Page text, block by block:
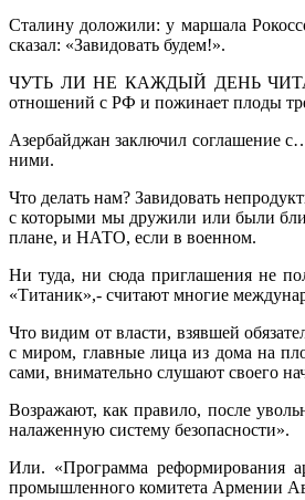
Сталину доложили: у маршала
сказал: «Завидовать будем!».
ЧУТЬ ЛИ НЕ КАЖДЫЙ ДЕНЬ ЧИТАЮ
отношений с РФ и пожинает плоды
Азербайджан заключил соглашение
ними.
Что делать нам? Завидовать
с которыми мы дружили или были
плане, и НАТО, если в военном.
Ни туда, ни сюда приглашения не
«Титаник»,- считают многие
Что видим от власти, взявшей
с миром, главные лица из дома на
сами, внимательно слушают своего
Возражают, как правило, после
налаженную систему безопасности».
Или. «Программа реформирования
промышленного комитета Армении